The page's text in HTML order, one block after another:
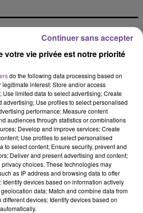
21h26
21h26
ALEX WARREN
Fever Dream
21h23
21h23
CAMERON WHITCOMB
Medusa
21h16
21h16 21h13
21h13
votre vie privée est notre priorité
do the following data processing based on
interest: Store and/or access
Use limited data to select advertising; Create
advertising; Use profiles to select personalised
performance; Measure content
audiences through statistics or combinations
Develop and improve services; Create
Use profiles to select personalised
to select content; Ensure security, prevent and
Deliver and present advertising and content;
choices. These technologies may
as IP address and browsing data to offer
devices based on information actively
data; Match and combine data from
different devices; Identify devices based on
Continuer sans accepter